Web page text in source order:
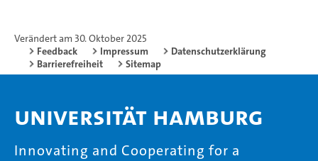
Verändert am 30. Oktober 2025
Feedback
Impressum
Datenschutzerklärung
Barrierefreiheit
Sitemap
Universität Hamburg
Innovating and Cooperating for a